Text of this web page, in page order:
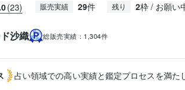
(23) 販売実績 29件 残り 2枠 / お願い
沙織 総販売実績： 1,304件
占い領域での高い実績と鑑定プロセスを満た